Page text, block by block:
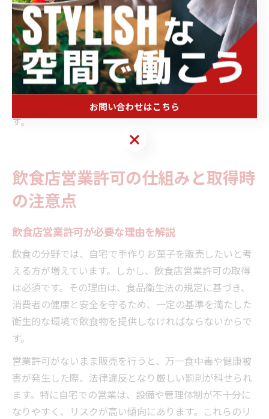
ル防止に努めることが大切です。
注意点として、許可取得までの流れや必要書類、営業で
きない範囲（例：生菓子や要冷蔵商品など）を事前に把
握しておくことが失敗回避のポイントです。実際には、
計画的に準備を進めたことでスムーズに許可を取得し、
無事に販売を開始できたという成功事例が多く見られま
す。
飲食店営業許可の仕組みと取得時
の注意点
飲食店営業許可が必要な理由を解説
飲食の分野では、自宅で手作りお菓子を販売したいと考
える方が増えています。しかし、飲食店営業許可の取得
は必須です。その理由は、食品衛生法の規定に基づき、
消費者の健康と安全を守るため、一定の基準を満たした
衛生的な環境で飲食物を提供しなければならないからで
す。
営業許可がないまま販売を行うと、万一食中毒や健康被
害が発生した際、法律違反となり厳しい罰則が科せられ
ます。特に自宅での営業は、設備や管理体制が不十分に
なりやすく、リスクが高い傾向にあります。これらのリ
お問い合わせはこちら
お問い合わせはこちら